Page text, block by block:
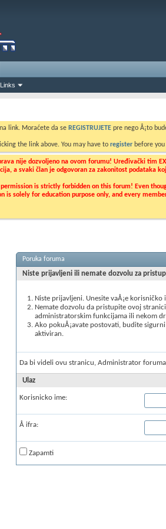
link. Moraćete da se REGISTRUJETE pre nego Å¡to
the link above. You may have to register before
nije dozvoljeno na ovom forumu! Uređivački tim
a svaki član je odgovoran za zakonitost podataka
is strictly forbidden on this forum! Even
is solely for education purpose only, and every
Poruka foruma
Niste prijavljeni ili nemate dozvolu za
Niste prijavljeni. Unesite vaÅ¡e
Nemate dozvolu da pristupite ovoj
administratorskim funkcijama ili nekom
Ako pokuÅ¡avate postovati, budite
aktiviran.
Da bi videli ovu stranicu, Administrator foruma
Ulaz
Korisnicko ime:
Å ifra:
Zapamti